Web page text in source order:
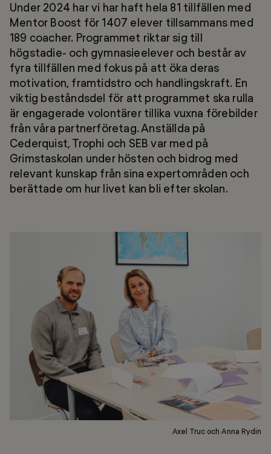
Under 2024 har vi har haft hela 81 tillfällen med
Mentor Boost för 1407 elever tillsammans med
189 coacher. Programmet riktar sig till
högstadie- och gymnasieelever och består av
fyra tillfällen med fokus på att öka deras
motivation, framtidstro och handlingskraft. En
viktig beståndsdel för att programmet ska rulla
är engagerade volontärer tillika vuxna förebilder
från våra partnerföretag. Anställda på
Cederquist, Trophi och SEB var med på
Grimstaskolan under hösten och bidrog med
relevant kunskap från sina expertområden och
berättade om hur livet kan bli efter skolan.
Axel Truc och Anna Rydin